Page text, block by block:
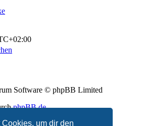
um dir den
Software © phpBB Limited
phpBB.de